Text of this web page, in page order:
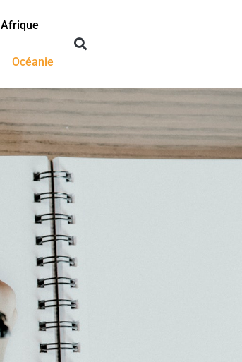
Afrique
Océanie